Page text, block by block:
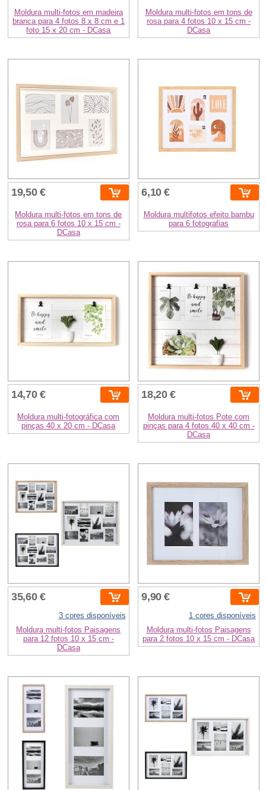
Moldura multi-fotos em madeira
branca para 4 fotos 8 x 8 cm e 1
foto 15 x 20 cm - DCasa
Moldura multi-fotos em tons de
rosa para 4 fotos 10 x 15 cm -
DCasa
19,50 €
Moldura multi-fotos em tons de
rosa para 6 fotos 10 x 15 cm -
DCasa
6,10 €
Moldura multifotos efeito bambu
para 6 fotografias
14,70 €
Moldura multi-fotográfica com
pinças 40 x 20 cm - DCasa
18,20 €
Moldura multi-fotos Pote com
pinças para 4 fotos 40 x 40 cm -
DCasa
35,60 €
3 cores disponíveis
Moldura multi-fotos Paisagens
para 12 fotos 10 x 15 cm -
DCasa
9,90 €
1 cores disponíveis
Moldura multi-fotos Paisagens
para 2 fotos 10 x 15 cm - DCasa